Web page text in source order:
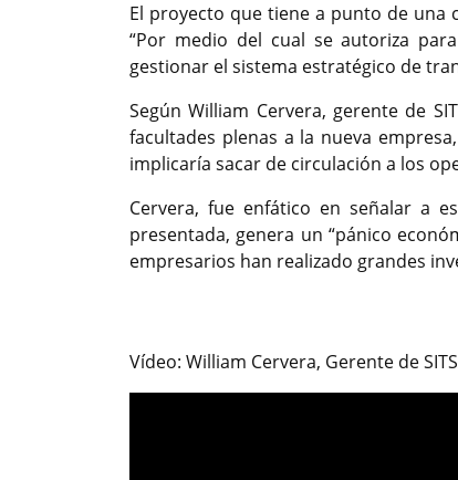
El proyecto que tiene a punto de una
“Por medio del cual se autoriza
gestionar el sistema estratégico de
Según William Cervera, gerente de
facultades plenas a la nueva
implicaría sacar de circulación a los
Cervera, fue enfático en señalar a
presentada, genera un “pánico
empresarios han realizado grandes
Vídeo: William Cervera, Gerente de